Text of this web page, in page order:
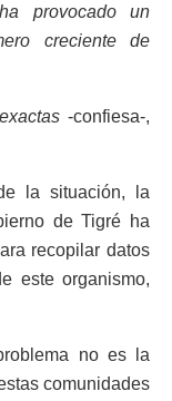
provocado un
creciente de
-confiesa-,
la situación, la
de Tigré ha
recopilar datos
este organismo,
no es la
comunidades